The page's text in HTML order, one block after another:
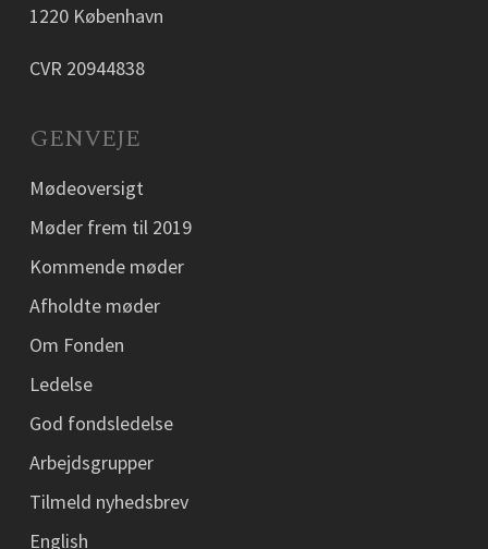
1220 København
CVR 20944838
GENVEJE
Mødeoversigt
Møder frem til 2019
Kommende møder
Afholdte møder
Om Fonden
Ledelse
God fondsledelse
Arbejdsgrupper
Tilmeld nyhedsbrev
English